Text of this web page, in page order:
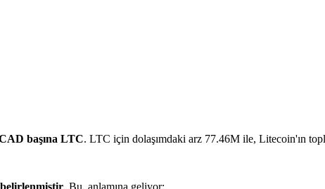
başına LTC. LTC için dolaşımdaki arz 77.46M ile, Litecoin'ın